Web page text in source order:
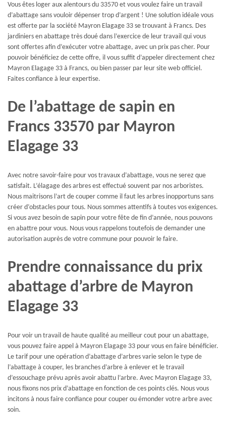
Vous êtes loger aux alentours du 33570 et vous voulez faire un travail
d’abattage sans vouloir dépenser trop d’argent ! Une solution idéale vous
est offerte par la société Mayron Elagage 33 se trouvant à Francs. Des
jardiniers en abattage très doué dans l’exercice de leur travail qui vous
sont offertes afin d’exécuter votre abattage, avec un prix pas cher. Pour
pouvoir bénéficiez de cette offre, il vous suffit d’appeler directement chez
Mayron Elagage 33 à Francs, ou bien passer par leur site web officiel.
Faites confiance à leur expertise.
De l’abattage de sapin en
Francs 33570 par Mayron
Elagage 33
Avec notre savoir-faire pour vos travaux d’abattage, vous ne serez que
satisfait. L’élagage des arbres est effectué souvent par nos arboristes.
Nous maitrisons l’art de couper comme il faut les arbres inopportuns sans
créer d’obstacles pour tous. Nous sommes attentifs à toutes vos exigences.
Si vous avez besoin de sapin pour votre fête de fin d’année, nous pouvons
en abattre pour vous. Nous vous rappelons toutefois de demander une
autorisation auprès de votre commune pour pouvoir le faire.
Prendre connaissance du prix
abattage d’arbre de Mayron
Elagage 33
Pour voir un travail de haute qualité au meilleur cout pour un abattage,
vous pouvez faire appel à Mayron Elagage 33 pour vous en faire bénéficier.
Le tarif pour une opération d’abattage d’arbres varie selon le type de
l’abattage à couper, les branches d’arbre à enlever et le travail
d’essouchage prévu après avoir abattu l’arbre. Avec Mayron Elagage 33,
nous fixons nos prix d’abattage en fonction de ces points clés. Nous vous
incitons à nous faire confiance pour couper ou émonder votre arbre avec
soin.